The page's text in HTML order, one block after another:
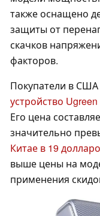
также оснащено
защиты от
скачков
факторов.
Покупатели в США
устройство
Его цена
значительно
Китае в 19
выше цены на
применения